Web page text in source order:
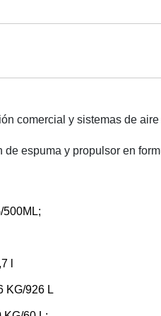
comercial y sistemas de
espuma y propulsor en
500ML;
l
KG/926 L